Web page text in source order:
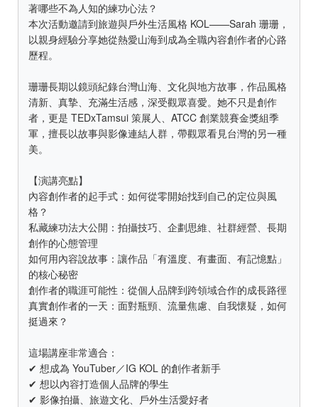
著哪些不為人知的練功心法？
本次活動邀請到旅遊與戶外生活風格 KOL——Sarah 珊珊，
以親身經驗分享她從熱愛山海到成為全職內容創作者的心路
歷程。
珊珊長期以鏡頭紀錄台灣山海、文化與地方故事，作品風格
清新、真摯、充滿生活感，深受觀眾喜愛。她不只是創作
者，更是 TEDxTamsui 策展人、ATCC 創業競賽金獎組季
軍，擅長以故事與影像連結人群，帶觀眾看見台灣的另一種
美。
【演講亮點】
內容創作者的起手式：如何從零開始找到自己的定位與風
格？
私藏練功法大公開：拍攝技巧、企劃思維、社群經營、長期
創作的心態管理
如何用內容說故事：讓作品「有溫度、有畫面、有記憶點」
的核心秘密
創作者的職涯可能性：從個人品牌到跨領域合作的成長路徑
真實創作者的一天：面對瓶頸、流量焦慮、自我懷疑，如何
挺過來？
這場講座非常適合：
✔ 想成為 YouTuber／IG KOL 的創作者新手
✔ 想以內容打造個人品牌的學生
✔ 影像拍攝、旅遊文化、戶外生活愛好者